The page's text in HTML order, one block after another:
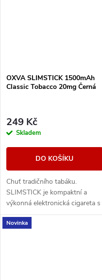
OXVA SLIMSTICK 1500mAh
Classic Tobacco 20mg Černá
249 Kč
Skladem
DO KOŠÍKU
Chuť tradičního tabáku.
SLIMSTICK je kompaktní a
výkonná elektronická cigareta s
předplněnou cartridgí o objemu
2ml.
Novinka